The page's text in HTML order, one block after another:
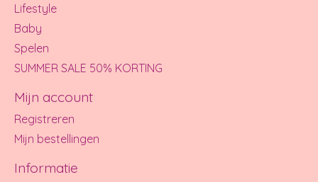
Lifestyle
Baby
Spelen
SUMMER SALE 50% KORTING
Mijn account
Registreren
Mijn bestellingen
Informatie